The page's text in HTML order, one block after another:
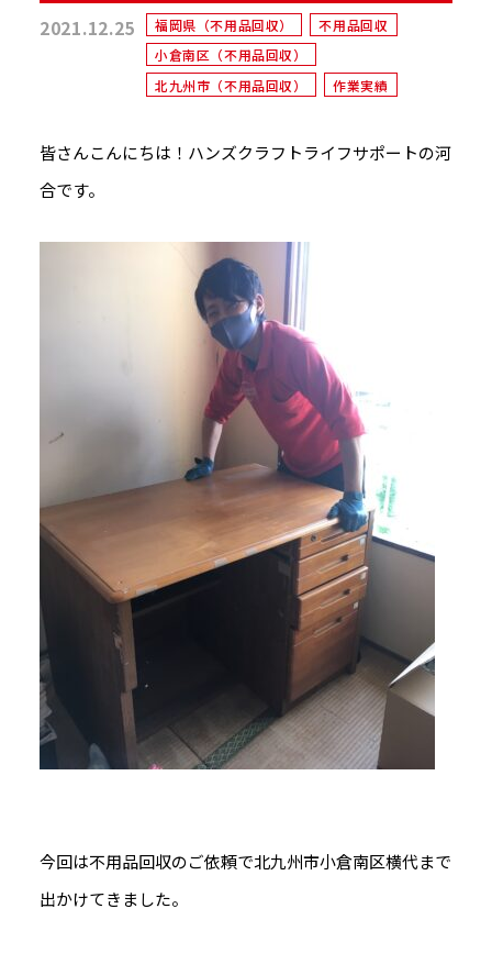
2021.12.25 福岡県（不用品回収）
不用品回収
小倉南区（不用品回収）
北九州市（不用品回収）
作業実績
皆さんこんにちは！ハンズクラフトライフサポートの河
合です。
今回は不用品回収のご依頼で北九州市小倉南区横代まで
出かけてきました。